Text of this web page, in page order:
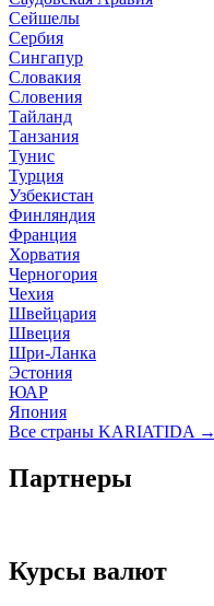
Сейшелы
Сербия
Сингапур
Словакия
Словения
Тайланд
Танзания
Тунис
Турция
Узбекистан
Финляндия
Франция
Хорватия
Черногория
Чехия
Швейцария
Швеция
Шри-Ланка
Эстония
ЮАР
Япония
Все страны KARIATIDA →
Партнеры
Курсы валют